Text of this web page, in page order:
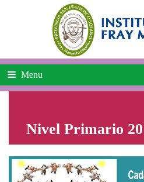
Menu
Nivel Primario